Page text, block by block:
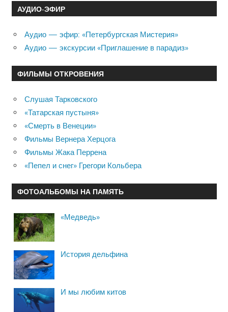
АУДИО-ЭФИР
Аудио — эфир: «Петербургская Мистерия»
Аудио — экскурсии «Приглашение в парадиз»
ФИЛЬМЫ ОТКРОВЕНИЯ
Слушая Тарковского
«Татарская пустыня»
«Смерть в Венеции»
Фильмы Вернера Херцога
Фильмы Жака Перрена
«Пепел и снег» Грегори Кольбера
ФОТОАЛЬБОМЫ НА ПАМЯТЬ
«Медведь»
История дельфина
И мы любим китов